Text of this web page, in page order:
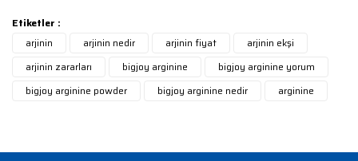
Etiketler :
arjinin
arjinin nedir arjinin fiyat
arjinin ekşi
arjinin zararları
bigjoy arginine
bigjoy arginine yorum
bigjoy arginine powder
bigjoy arginine nedir arginine